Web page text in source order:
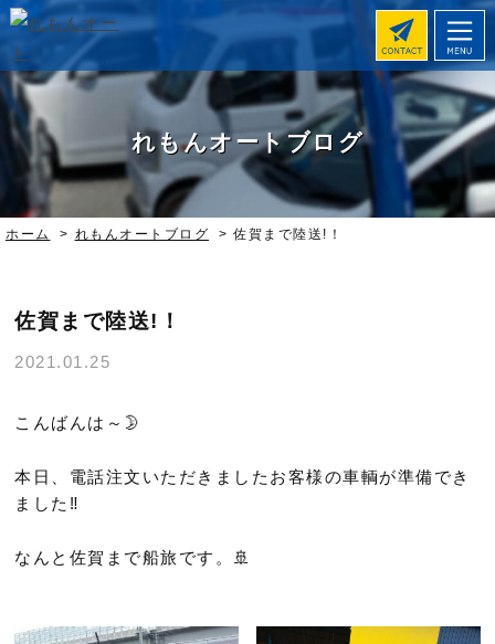
れもんオートブログ
ホーム > れもんオートブログ > 佐賀まで陸送!！
佐賀まで陸送!！
2021.01.25
こんばんは～🌛
本日、電話注文いただきましたお客様の車輌が準備でき
ました‼️
なんと佐賀まで船旅です。🚢